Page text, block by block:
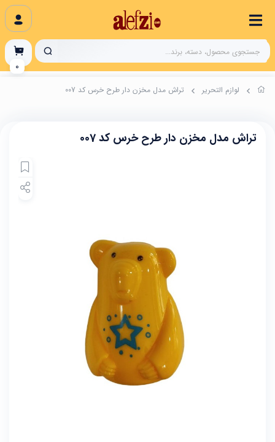
لوازم التحریر تراش مدل مخزن دار طرح خرس کد 007
تراش مدل مخزن دار طرح خرس کد 007
0